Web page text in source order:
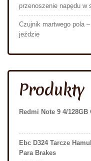
przenoszenie napędu w
Czujnik martwego pola
jeździe
Produkty
Redmi Note 9 4/128GB
Ebc D324 Tarcze
Para Brakes